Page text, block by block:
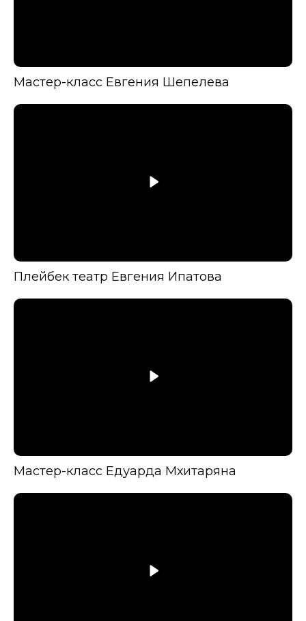
Мастер-класс Евгения Шепелева
Плейбек театр Евгения Ипатова
Мастер-класс Едуарда Мхитаряна